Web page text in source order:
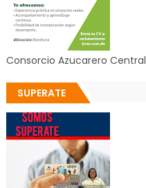
Consorcio Azucarero Central
SUPERATE